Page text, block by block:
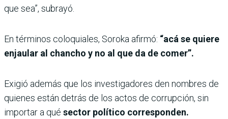
que sea”, subrayó.
En términos coloquiales, Soroka afirmó: “acá se quiere
enjaular al chancho y no al que da de comer”.
Exigió además que los investigadores den nombres de
quienes están detrás de los actos de corrupción, sin
importar a qué sector político corresponden.